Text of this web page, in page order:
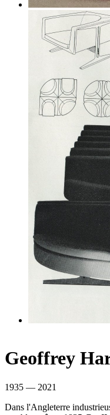
Geoffrey
1935 — 2021
Dans l'Angleterre